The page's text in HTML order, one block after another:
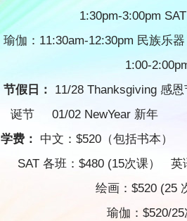
1:30pm-3:00pm
瑜伽：11:30am-12:30pm 民族乐
1:00-
节假日：
11/28 Thanksgiving 感
诞节 01/02 NewYear 新年
学费：
中文：$520（包括书本）
SAT 各班：$480 (15次课） 英
绘画：$520 (25
瑜伽：$520/